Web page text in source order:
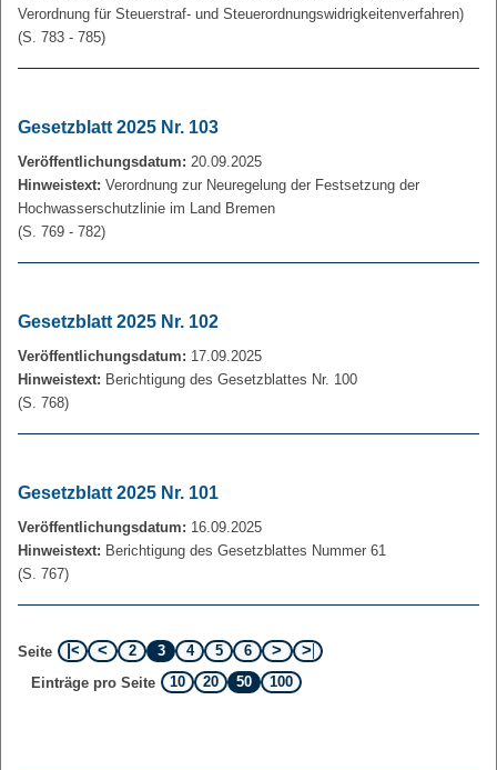
Verordnung für Steuerstraf- und Steuerordnungswidrigkeitenverfahren)
(S. 783 - 785)
Gesetzblatt 2025 Nr. 103
Veröffentlichungsdatum: 20.09.2025
Hinweistext: Verordnung zur Neuregelung der Festsetzung der
Hochwasserschutzlinie im Land Bremen
(S. 769 - 782)
Gesetzblatt 2025 Nr. 102
Veröffentlichungsdatum: 17.09.2025
Hinweistext: Berichtigung des Gesetzblattes Nr. 100
(S. 768)
Gesetzblatt 2025 Nr. 101
Veröffentlichungsdatum: 16.09.2025
Hinweistext: Berichtigung des Gesetzblattes Nummer 61
(S. 767)
Seite 2 3 4 5
6
Einträge pro Seite
10 20 50 100